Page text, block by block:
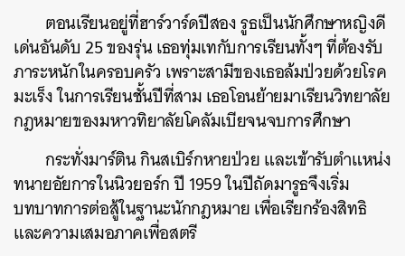
ตอนเรียนอยู่ที่ฮาร์วาร์ดปีสองรูธเป็นนักศึกษาหญิงดี
เด่นอันดับ 25ของรุ่นเธอทุ่มเทกับการเรียนทั้งๆที่ต้องรับ
ภาระหนักในครอบครัว เพราะสามีของเธอล้มป่วยด้วยโรค
มะเร็งในการเรียนชั้นปีที่สามเธอโอนย้ายมาเรียนวิทยาลัย
กฎหมายของมหาวทิยาลัยโคลัมเบียจนจบการศึกษา
กระทั่งมาร์ตินกินสเบิร์กหายป่วยและเข้ารับตำแหน่ง
ทนายอัยการในนิวยอร์กปี1959ในปีถัดมารูธจึงเริ่ม
บทบาทการต่อสู้ในฐานะนักกฎหมายเพื่อเรียกร้องสิทธิ
และความเสมอภาคเพื่อสตรี